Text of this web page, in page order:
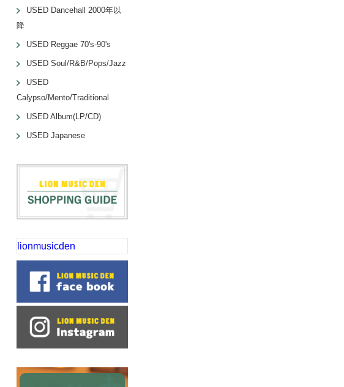
USED Dancehall 2000年以
降
USED Reggae 70's-90's
USED Soul/R&B/Pops/Jazz
USED
Calypso/Mento/Traditional
USED Album(LP/CD)
USED Japanese
lionmusicden